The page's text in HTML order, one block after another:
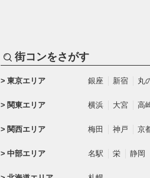
街コンをさがす
東京エリア 銀座 新宿 丸
関東エリア 横浜 大宮 高
関西エリア 梅田 神戸 京
中部エリア 名駅 栄 静岡